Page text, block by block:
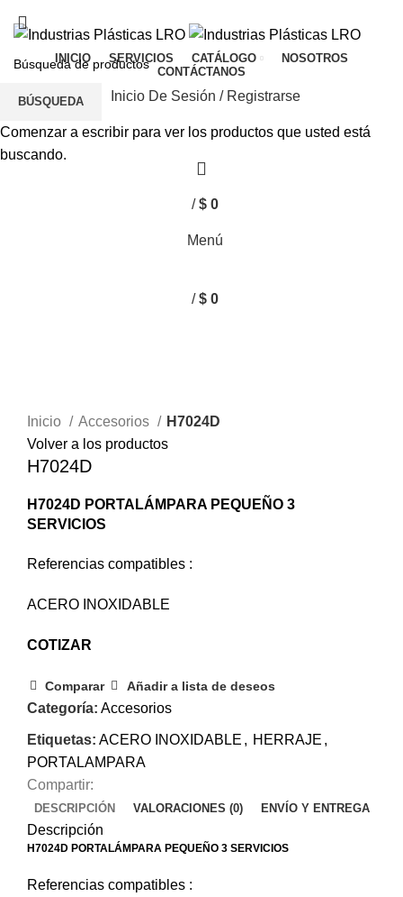
INICIO SERVICIOS CATÁLOGO
NOSOTROS
CONTÁCTANOS
Inicio De Sesión / Registrarse
/ $ 0
Menú
/ $ 0
Inicio
Accesorios
H7024D
Volver a los productos
H7024D
H7024D PORTALÁMPARA PEQUEÑO 3
SERVICIOS
Referencias compatibles :
ACERO INOXIDABLE
COTIZAR
Comparar Añadir a lista de deseos
Categoría: Accesorios
Etiquetas: ACERO INOXIDABLE , HERRAJE ,
PORTALAMPARA
Compartir:
DESCRIPCIÓN VALORACIONES (0) ENVÍO Y ENTREGA
Descripción
H7024D PORTALÁMPARA PEQUEÑO 3 SERVICIOS
Referencias compatibles :
BÚSQUEDA
Comenzar a escribir para ver los productos que usted está
buscando.